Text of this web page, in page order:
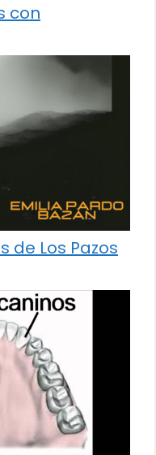
con
de Los Pazos